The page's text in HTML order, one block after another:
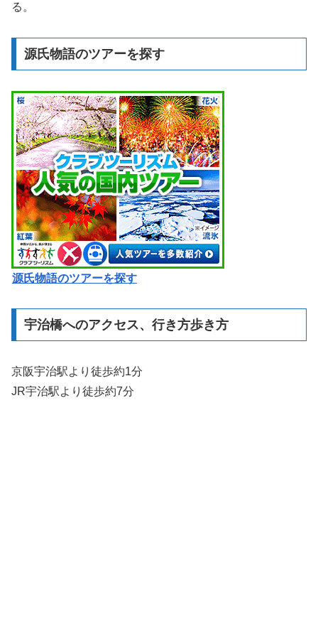
る。
源氏物語のツアーを探す
源氏物語のツアーを探す
宇治橋へのアクセス、行き方歩き方
京阪宇治駅より徒歩約1分
JR宇治駅より徒歩約7分